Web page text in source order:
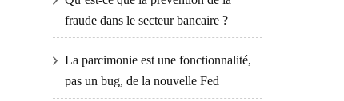
fraude dans le secteur bancaire ?
La parcimonie est une fonctionnalité,
pas un bug, de la nouvelle Fed